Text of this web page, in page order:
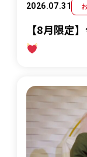
2026.07.31
【8月限定